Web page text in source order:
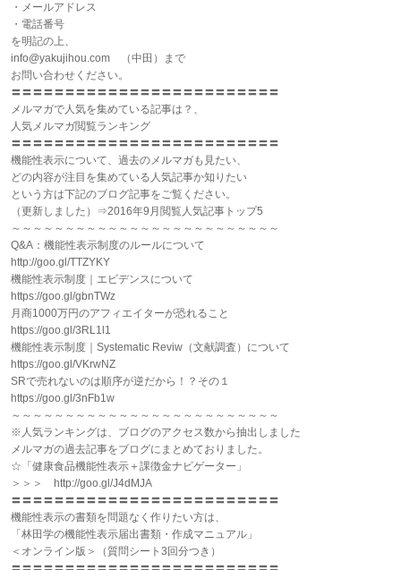
・メールアドレス
・電話番号
を明記の上、
info@yakujihou.com （中田）まで
お問い合わせください。
〓〓〓〓〓〓〓〓〓〓〓〓〓〓〓〓〓〓〓〓〓〓〓〓〓
メルマガで人気を集めている記事は？、
人気メルマガ閲覧ランキング
〓〓〓〓〓〓〓〓〓〓〓〓〓〓〓〓〓〓〓〓〓〓〓〓〓
機能性表示について、過去のメルマガも見たい、
どの内容が注目を集めている人気記事か知りたい
という方は下記のブログ記事をご覧ください。
（更新しました）⇒2016年9月閲覧人気記事トップ5
～～～～～～～～～～～～～～～～～～～～～～～～～
Q&A：機能性表示制度のルールについて
http://goo.gl/TTZYKY
機能性表示制度｜エビデンスについて
https://goo.gl/gbnTWz
月商1000万円のアフィエイターが恐れること
https://goo.gl/3RL1l1
機能性表示制度｜Systematic Reviw（文献調査）について
https://goo.gl/VKrwNZ
SRで売れないのは順序が逆だから！？その１
https://goo.gl/3nFb1w
～～～～～～～～～～～～～～～～～～～～～～～～～
※人気ランキングは、ブログのアクセス数から抽出しました
メルマガの過去記事をブログにまとめておりました。
☆「健康食品機能性表示＋課徴金ナビゲーター」
＞＞＞ http://goo.gl/J4dMJA
〓〓〓〓〓〓〓〓〓〓〓〓〓〓〓〓〓〓〓〓〓〓〓〓〓
機能性表示の書類を問題なく作りたい方は、
「林田学の機能性表示届出書類・作成マニュアル」
＜オンライン版＞（質問シート3回分つき）